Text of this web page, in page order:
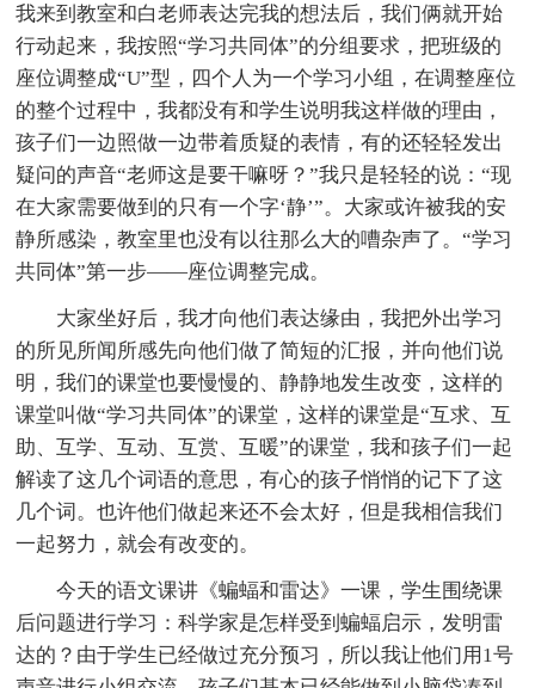
我来到教室和白老师表达完我的想法后，我们俩就开始
行动起来，我按照“学习共同体”的分组要求，把班级的
座位调整成“U”型，四个人为一个学习小组，在调整座位
的整个过程中，我都没有和学生说明我这样做的理由，
孩子们一边照做一边带着质疑的表情，有的还轻轻发出
疑问的声音“老师这是要干嘛呀？”我只是轻轻的说：“现
在大家需要做到的只有一个字‘静’”。大家或许被我的安
静所感染，教室里也没有以往那么大的嘈杂声了。“学习
共同体”第一步——座位调整完成。
大家坐好后，我才向他们表达缘由，我把外出学习
的所见所闻所感先向他们做了简短的汇报，并向他们说
明，我们的课堂也要慢慢的、静静地发生改变，这样的
课堂叫做“学习共同体”的课堂，这样的课堂是“互求、互
助、互学、互动、互赏、互暖”的课堂，我和孩子们一起
解读了这几个词语的意思，有心的孩子悄悄的记下了这
几个词。也许他们做起来还不会太好，但是我相信我们
一起努力，就会有改变的。
今天的语文课讲《蝙蝠和雷达》一课，学生围绕课
后问题进行学习：科学家是怎样受到蝙蝠启示，发明雷
达的？由于学生已经做过充分预习，所以我让他们用1号